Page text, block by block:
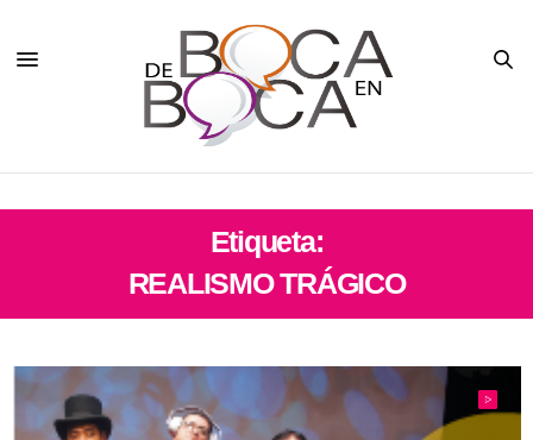
Etiqueta:
REALISMO TRÁGICO